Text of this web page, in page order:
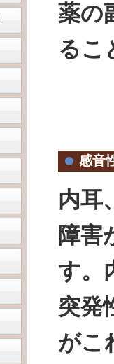
薬の
るこ
感音
内耳
障害
す。
突発
がこ